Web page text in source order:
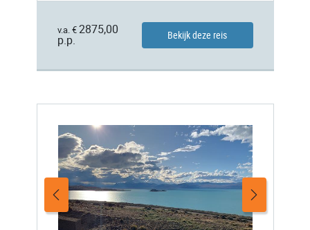
v.a. € 2875,00
p.p.
Bekijk deze reis